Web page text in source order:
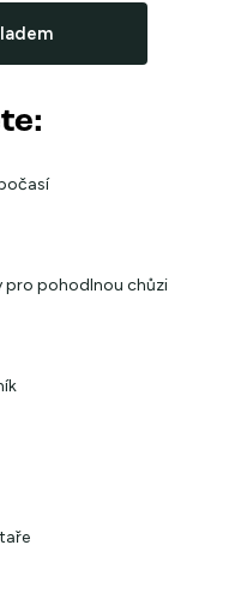
pro pohodlnou chůzi